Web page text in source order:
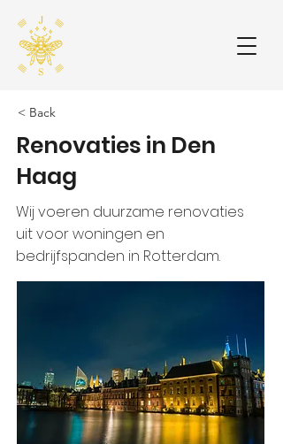
< Back
Renovaties in Den
Haag
Wij voeren duurzame renovaties
uit voor woningen en
bedrijfspanden in Rotterdam.